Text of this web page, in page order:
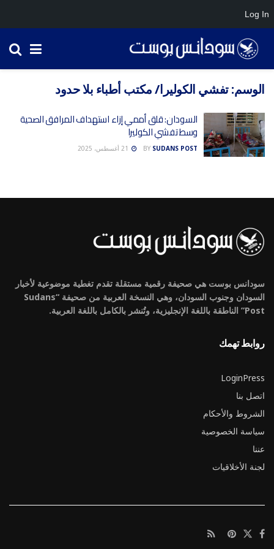
الوسم:تفشي الكوليرا/ مكتب أطباء بلا حدود
السودان: قلق أممي إزاء استهداف المرافق الصحية
وسط تفشي الكوليرا
BY SUDANS POST
سودانس بوست هي صحيفة رقمية مستقلة تقدم تغطية موضوعية لأخبار
السودان وجنوب السودان، وهي النسخة العربية من صحيفة “Sudans
Post” الناطقة باللغة الإنجليزية، وتُنشر بالكامل باللغة العربية.
روابط تهمك
LoginPress
اتصل بنا
الشروط والأحكام
سياسة الخصوصية
عننا
لجنة الأخلاقيات
Log In